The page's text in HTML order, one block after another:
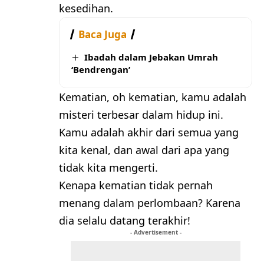
kesedihan.
Baca Juga
Ibadah dalam Jebakan Umrah
‘Bendrengan’
Kematian, oh kematian, kamu adalah
misteri terbesar dalam hidup ini.
Kamu adalah akhir dari semua yang
kita kenal, dan awal dari apa yang
tidak kita mengerti.
Kenapa kematian tidak pernah
menang dalam perlombaan? Karena
dia selalu datang terakhir!
- Advertisement -